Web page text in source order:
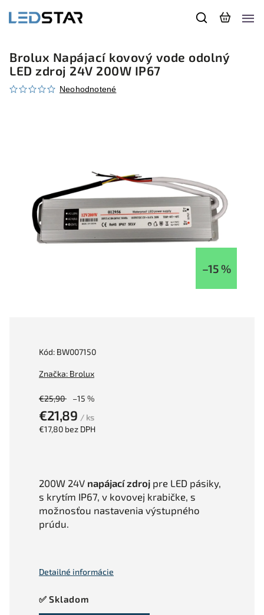
Brolux Napájací kovový vode odolný
LED zdroj 24V 200W IP67
Neohodnotené
–15 %
Kód: BW007150
Značka: Brolux
€25,90 –15 %
€21,89 / ks
€17,80 bez DPH
✅ Skladom
200W 24V napájací zdroj pre LED pásiky,
s krytím IP67, v kovovej krabičke, s
možnosťou nastavenia výstupného
prúdu.
Detailné informácie